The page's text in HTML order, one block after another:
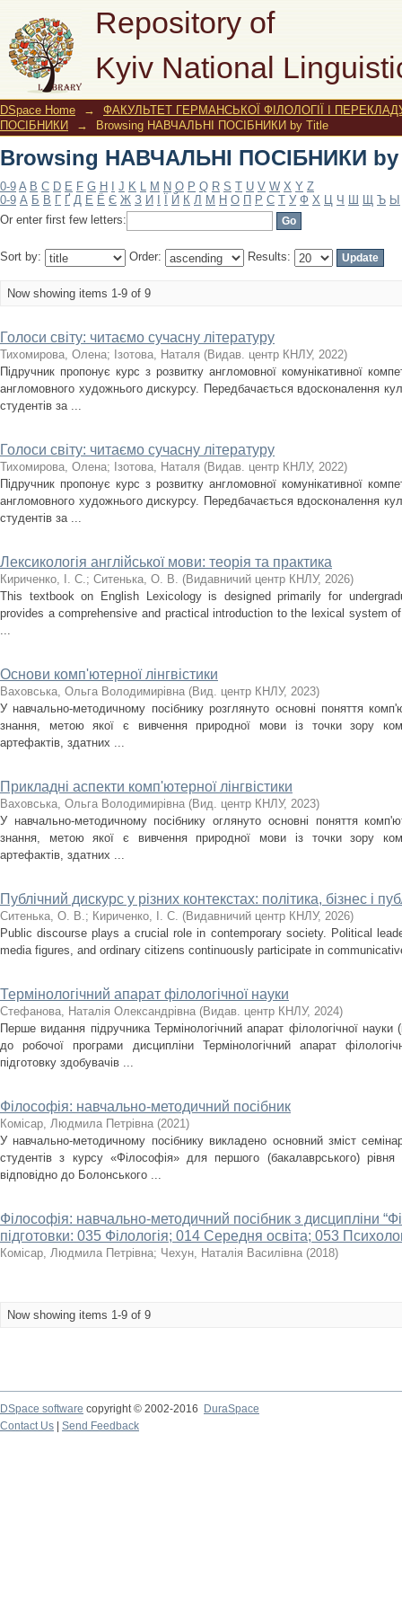
Repository of
Kyiv National
Browsing НАВЧАЛЬНІ ПОСІБНИКИ
DSpace Home →
ФАКУЛЬТЕТ ГЕРМАНСЬКОЇ ФІЛОЛОГІЇ І
ПОСІБНИКИ
→ Browsing НАВЧАЛЬНІ ПОСІБНИКИ by Title
Browsing НАВЧАЛЬНІ ПОСІБНИКИ by
0-9 A B C D E F G H J K L M N O P Q R S T U V W X Y Z
0-9 А Б В Г Ґ Д Е Ё Є Ж З И Й К Л М Н О П Р С Т У Ф Х Ц Ч Ш Щ Ъ Ы
Or enter first few letters:
Sort by: Order: Results:
Now showing items 1-9 of 9
Голоси світу: читаємо сучасну літературу
Тихомирова, Олена; Ізотова, Наталя (Видав. центр КНЛУ, 2022)
Підручник пропонує курс з розвитку англомовної комунікативної
англомовного художнього дискурсу. Передбачається вдосконалення
студентів за ...
Голоси світу: читаємо сучасну літературу
Тихомирова, Олена; Ізотова, Наталя (Видав. центр КНЛУ, 2022)
Підручник пропонує курс з розвитку англомовної комунікативної
англомовного художнього дискурсу. Передбачається вдосконалення
студентів за ...
Лексикологія англійської мови: теорія та практика
Кириченко, І. С.; Ситенька, О. В. (Видавничий центр КНЛУ, 2026)
This textbook on English Lexicology is designed primarily for
provides a comprehensive and practical introduction to the lexical system
...
Основи комп'ютерної лінгвістики
Ваховська, Ольга Володимирівна (Вид. центр КНЛУ, 2023)
У навчально-методичному посібнику розглянуто основні поняття
знання, метою якої є вивчення природної мови із точки зору
артефактів, здатних ...
Прикладні аспекти комп'ютерної лінгвістики
Ваховська, Ольга Володимирівна (Вид. центр КНЛУ, 2023)
У навчально-методичному посібнику оглянуто основні поняття
знання, метою якої є вивчення природної мови із точки зору
артефактів, здатних ...
Публічний дискурс у різних контекстах: політика, бізнес і
Ситенька, О. В.; Кириченко, І. С. (Видавничий центр КНЛУ, 2026)
Public discourse plays a crucial role in contemporary society. Political
media figures, and ordinary citizens continuously participate in
Термінологічний апарат філологічної науки
Стефанова, Наталія Олександрівна (Видав. центр КНЛУ, 2024)
Перше видання підручника Термінологічний апарат філологічної науки
до робочої програми дисципліни Термінологічний апарат
підготовку здобувачів ...
Філософія: навчально-методичний посібник
Комісар, Людмила Петрівна (2021)
У навчально-методичному посібнику викладено основний зміст
студентів з курсу «Філософія» для першого (бакалаврського)
відповідно до Болонського ...
Філософія: навчально-методичний посібник з дисципліни
підготовки: 035 Філологія; 014 Середня освіта; 053
Комісар, Людмила Петрівна; Чехун, Наталія Василівна (2018)
Now showing items 1-9 of 9
DSpace software copyright © 2002-2016
DuraSpace
Contact Us
Send Feedback